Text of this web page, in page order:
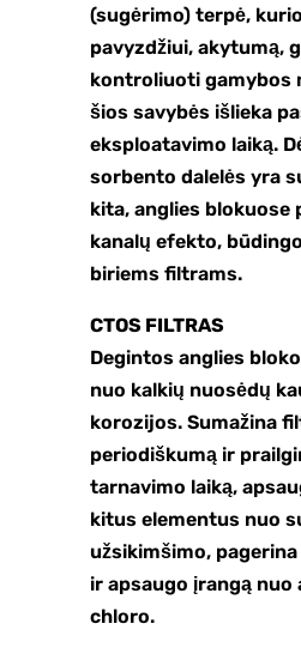
(sugėrimo) terpė,
pavyzdžiui, akytumą,
kontroliuoti gamybos
šios savybės išlieka
eksploatavimo laiką.
sorbento dalelės yra
kita, anglies blokuose
kanalų efekto,
biriems filtrams.
CTOS FILTRAS
Degintos anglies
nuo kalkių nuosėdų
korozijos. Sumažina
periodiškumą ir
tarnavimo laiką,
kitus elementus nuo
užsikimšimo,
ir apsaugo įrangą nuo
chloro.